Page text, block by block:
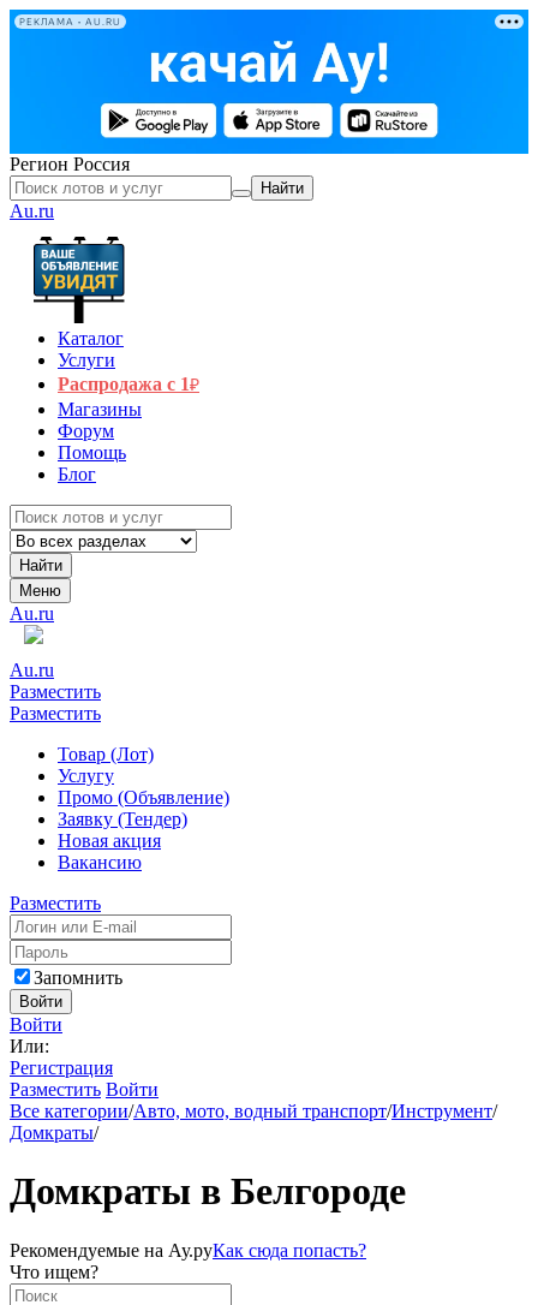
РЕКЛАМА • AU.RU
Регион Россия
Найти
Au.ru
Каталог
Услуги
Распродажа с 1₽
Магазины
Форум
Помощь
Блог
Найти
Меню
Au.ru
Au.ru
Разместить
Разместить
Товар (Лот)
Услугу
Промо (Объявление)
Заявку (Тендер)
Новая акция
Вакансию
Разместить
Запомнить
Войти
Войти
Или:
Регистрация
Разместить Войти
Все категории/Авто, мото, водный транспорт/Инструмент/
Домкраты/
Домкраты в Белгороде
Рекомендуемые на Ау.руКак сюда попасть?
Что ищем?